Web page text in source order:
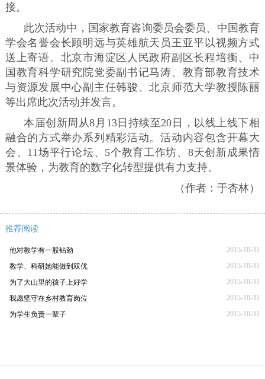
接。
此次活动中，国家教育咨询委员会委员、中国教育
学会名誉会长顾明远与英雄航天员王亚平以视频方式
送上寄语。北京市海淀区人民政府副区长程培衡、中
国教育科学研究院党委副书记马涛、教育部教育技术
与资源发展中心副主任韩骏、北京师范大学教授陈丽
等出席此次活动并发言。
本届创新周从8月13日持续至20日，以线上线下相
融合的方式举办系列精彩活动。活动内容包含开幕大
会、11场平行论坛、5个教育工作坊、8天创新成果情
景体验，为教育的数字化转型提供有力支持。
（作者：于杏林）
推荐阅读
2015-10-31
· 他对教学有一股钻劲
2015-10-31
· 教学、科研她能做到双优
2015-10-31
· 为了大山里的孩子上好学
2015-10-31
· 我愿坚守在乡村教育岗位
2015-10-31
· 为学生负责一辈子